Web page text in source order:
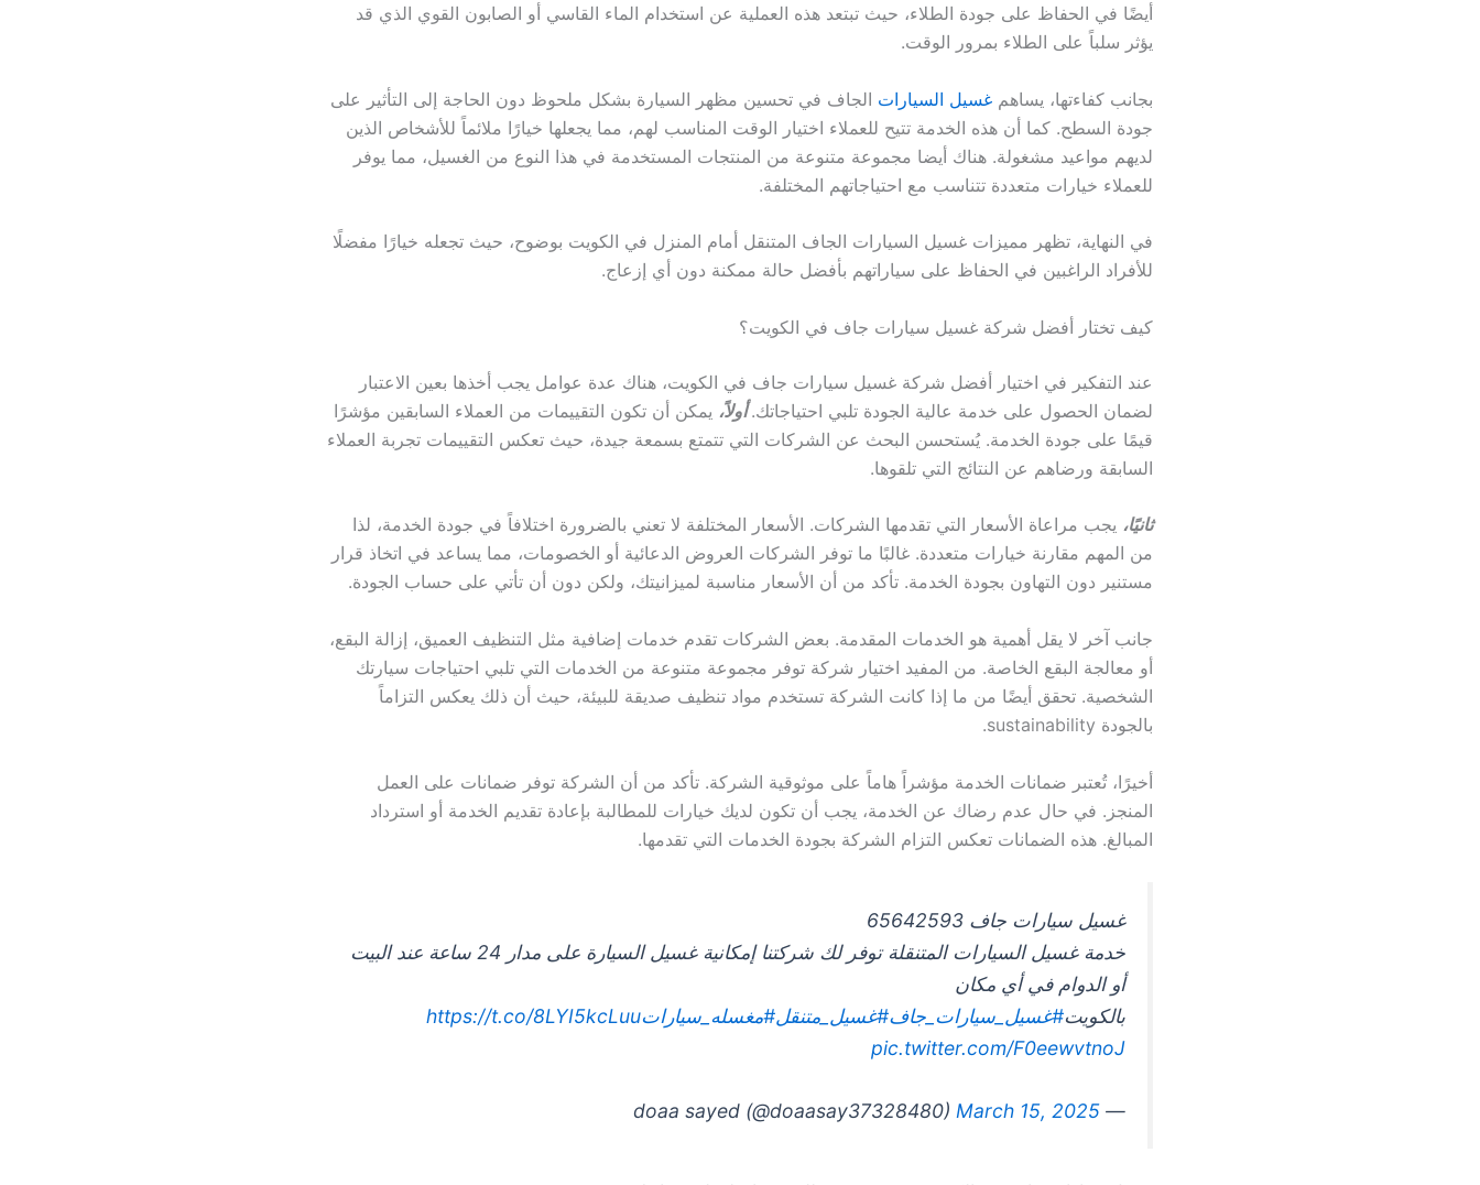
أيضًا في الحفاظ على جودة الطلاء، حيث تبتعد هذه العملية عن استخدام الماء القاسي أو الصابون القوي الذي قد
يؤثر سلباً على الطلاء بمرور الوقت.
بجانب كفاءتها، يساهم غسيل السيارات الجاف في تحسين مظهر السيارة بشكل ملحوظ دون الحاجة إلى التأثير على
جودة السطح. كما أن هذه الخدمة تتيح للعملاء اختيار الوقت المناسب لهم، مما يجعلها خيارًا ملائماً للأشخاص الذين
لديهم مواعيد مشغولة. هناك أيضا مجموعة متنوعة من المنتجات المستخدمة في هذا النوع من الغسيل، مما يوفر
للعملاء خيارات متعددة تتناسب مع احتياجاتهم المختلفة.
في النهاية، تظهر مميزات غسيل السيارات الجاف المتنقل أمام المنزل في الكويت بوضوح، حيث تجعله خيارًا مفضلًا
للأفراد الراغبين في الحفاظ على سياراتهم بأفضل حالة ممكنة دون أي إزعاج.
كيف تختار أفضل شركة غسيل سيارات جاف في الكويت؟
عند التفكير في اختيار أفضل شركة غسيل سيارات جاف في الكويت، هناك عدة عوامل يجب أخذها بعين الاعتبار
لضمان الحصول على خدمة عالية الجودة تلبي احتياجاتك.أولاً، يمكن أن تكون التقييمات من العملاء السابقين مؤشرًا
قيمًا على جودة الخدمة. يُستحسن البحث عن الشركات التي تتمتع بسمعة جيدة، حيث تعكس التقييمات تجربة العملاء
السابقة ورضاهم عن النتائج التي تلقوها.
ثانيًا، يجب مراعاة الأسعار التي تقدمها الشركات. الأسعار المختلفة لا تعني بالضرورة اختلافاً في جودة الخدمة، لذا
من المهم مقارنة خيارات متعددة. غالبًا ما توفر الشركات العروض الدعائية أو الخصومات، مما يساعد في اتخاذ قرار
مستنير دون التهاون بجودة الخدمة. تأكد من أن الأسعار مناسبة لميزانيتك، ولكن دون أن تأتي على حساب الجودة.
جانب آخر لا يقل أهمية هو الخدمات المقدمة. بعض الشركات تقدم خدمات إضافية مثل التنظيف العميق، إزالة البقع،
أو معالجة البقع الخاصة. من المفيد اختيار شركة توفر مجموعة متنوعة من الخدمات التي تلبي احتياجات سيارتك
الشخصية. تحقق أيضًا من ما إذا كانت الشركة تستخدم مواد تنظيف صديقة للبيئة، حيث أن ذلك يعكس التزاماً
بالجودة sustainability.
أخيرًا، تُعتبر ضمانات الخدمة مؤشراً هاماً على موثوقية الشركة. تأكد من أن الشركة توفر ضمانات على العمل
المنجز. في حال عدم رضاك عن الخدمة، يجب أن تكون لديك خيارات للمطالبة بإعادة تقديم الخدمة أو استرداد
المبالغ. هذه الضمانات تعكس التزام الشركة بجودة الخدمات التي تقدمها.
غسيل سيارات جاف 65642593
خدمة غسيل السيارات المتنقلة توفر لك شركتنا إمكانية غسيل السيارة على مدار 24 ساعة عند البيت
أو الدوام في أي مكان
بالكويت#غسيل_سيارات_جاف#غسيل_متنقل#مغسله_سياراتhttps://t.co/8LYI5kcLuu
pic.twitter.com/F0eewvtnoJ
— doaa sayed (@doaasay37328480)
March 15, 2025